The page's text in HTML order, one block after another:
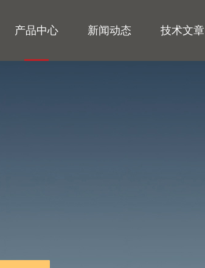
产品中心 新闻动态 技术文章